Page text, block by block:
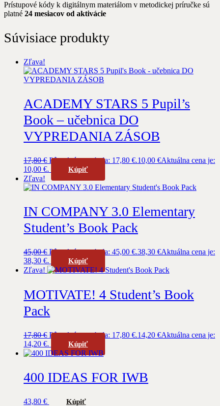
Prístupové kódy k digitálnym materiálom v metodickej príručke sú
platné 24 mesiacov od aktivácie
Súvisiace produkty
Zľava!
ACADEMY STARS 5 Pupil’s
Book – učebnica DO
VYPREDANIA ZÁSOB
17,80€ Pôvodná cena bola: 17,80 €.10,00 €Aktuálna cena je:
10,00 €.
Kúpiť
Zľava!
IN COMPANY 3.0 Elementary
Student’s Book Pack
45,00€ Pôvodná cena bola: 45,00 €.38,30 €Aktuálna cena je:
38,30 €.
Kúpiť
Zľava!
MOTIVATE! 4 Student’s Book
Pack
17,80€ Pôvodná cena bola: 17,80 €.14,20 €Aktuálna cena je:
14,20 €.
Kúpiť
400 IDEAS FOR IWB
43,80 € Kúpiť